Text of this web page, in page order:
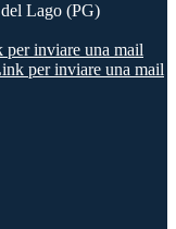
Lago (PG)
per inviare una mail
per inviare una mail